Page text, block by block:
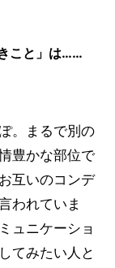
こと」は……
。まるで別の
豊かな部位で
互いのコンデ
われていま
ュニケーショ
てみたい人と